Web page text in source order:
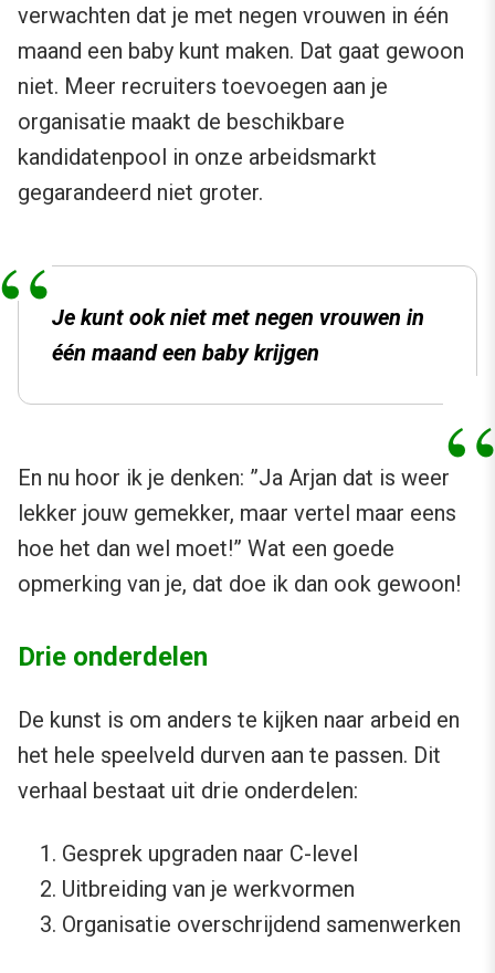
verwachten dat je met negen vrouwen in één
maand een baby kunt maken. Dat gaat gewoon
niet. Meer recruiters toevoegen aan je
organisatie maakt de beschikbare
kandidatenpool in onze arbeidsmarkt
gegarandeerd niet groter.
Je kunt ook niet met negen vrouwen in
één maand een baby krijgen
En nu hoor ik je denken: ”Ja Arjan dat is weer
lekker jouw gemekker, maar vertel maar eens
hoe het dan wel moet!” Wat een goede
opmerking van je, dat doe ik dan ook gewoon!
Drie onderdelen
De kunst is om anders te kijken naar arbeid en
het hele speelveld durven aan te passen. Dit
verhaal bestaat uit drie onderdelen:
Gesprek upgraden naar C-level
Uitbreiding van je werkvormen
Organisatie overschrijdend samenwerken